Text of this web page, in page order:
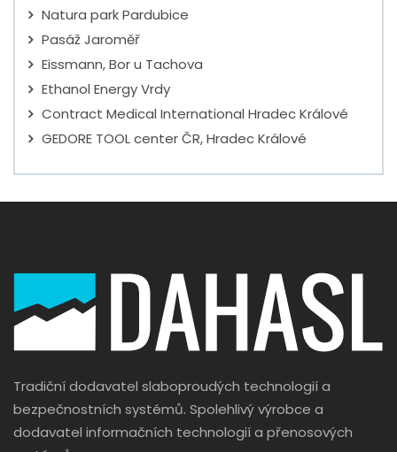
Natura park Pardubice
Pasáž Jaroměř
Eissmann, Bor u Tachova
Ethanol Energy Vrdy
Contract Medical International Hradec Králové
GEDORE TOOL center ČR, Hradec Králové
Tradiční dodavatel slaboproudých technologií a
bezpečnostních systémů. Spolehlivý výrobce a
dodavatel informačních technologií a přenosových